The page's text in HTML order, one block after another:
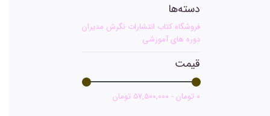
خروج از حساب کاربری
دسته‌ها
فروشگاه کتاب انتشارات نگرش مدیران
دوره های آموزشی
قیمت
۰ تومان - ۵۷,۵۰۰,۰۰۰ تومان